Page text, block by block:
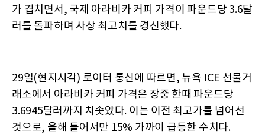
가 겹치면서, 국제 아라비카 커피 가격이 파운드당 3.6달
러를 돌파하며 사상 최고치를 경신했다.
29일(현지시각) 로이터 통신에 따르면, 뉴욕 ICE 선물거
래소에서 아라비카 커피 가격은 장중 한때 파운드당
3.6945달러까지 치솟았다. 이는 이전 최고가를 넘어선
것으로, 올해 들어서만 15% 가까이 급등한 수치다.